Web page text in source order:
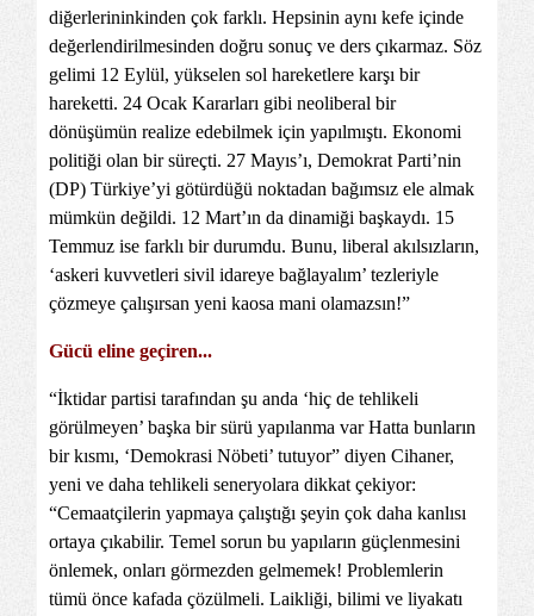
diğerlerininkinden çok farklı. Hepsinin aynı kefe içinde
değerlendirilmesinden doğru sonuç ve ders çıkarmaz. Söz
gelimi 12 Eylül, yükselen sol hareketlere karşı bir
hareketti. 24 Ocak Kararları gibi neoliberal bir
dönüşümün realize edebilmek için yapılmıştı. Ekonomi
politiği olan bir süreçti. 27 Mayıs’ı, Demokrat Parti’nin
(DP) Türkiye’yi götürdüğü noktadan bağımsız ele almak
mümkün değildi. 12 Mart’ın da dinamiği başkaydı. 15
Temmuz ise farklı bir durumdu. Bunu, liberal akılsızların,
‘askeri kuvvetleri sivil idareye bağlayalım’ tezleriyle
çözmeye çalışırsan yeni kaosa mani olamazsın!”
Gücü eline geçiren...
“İktidar partisi tarafından şu anda ‘hiç de tehlikeli
görülmeyen’ başka bir sürü yapılanma var Hatta bunların
bir kısmı, ‘Demokrasi Nöbeti’ tutuyor” diyen Cihaner,
yeni ve daha tehlikeli seneryolara dikkat çekiyor:
“Cemaatçilerin yapmaya çalıştığı şeyin çok daha kanlısı
ortaya çıkabilir. Temel sorun bu yapıların güçlenmesini
önlemek, onları görmezden gelmemek! Problemlerin
tümü önce kafada çözülmeli. Laikliği, bilimi ve liyakatı